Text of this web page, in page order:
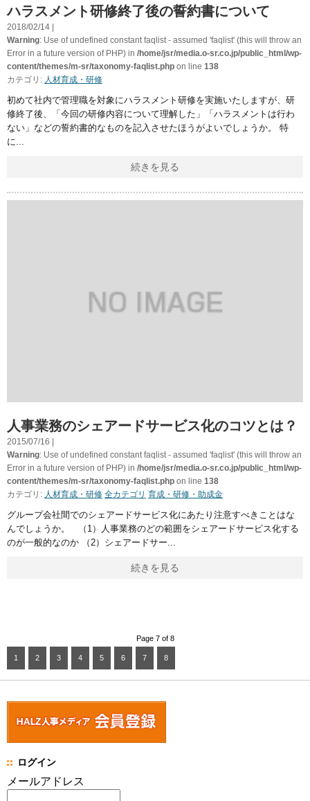
ハラスメント研修終了後の誓約書について
2018/02/14 |
Warning: Use of undefined constant faqlist - assumed 'faqlist' (this will throw an
Error in a future version of PHP) in /home/jsr/media.o-sr.co.jp/public_html/wp-
content/themes/m-sr/taxonomy-faqlist.php on line 138
カテゴリ: 人材育成・研修
初めて社内で管理職を対象にハラスメント研修を実施いたしますが、研
修終了後、「今回の研修内容について理解した」「ハラスメントは行わ
ない」などの誓約書的なものを記入させたほうがよいでしょうか。 特
に
続きを見る
人事業務のシェアードサービス化のコツとは？
2015/07/16 |
Warning: Use of undefined constant faqlist - assumed 'faqlist' (this will throw an
Error in a future version of PHP) in /home/jsr/media.o-sr.co.jp/public_html/wp-
content/themes/m-sr/taxonomy-faqlist.php on line 138
カテゴリ: 人材育成・研修 全カテゴリ 育成・研修・助成金
グループ会社間でのシェアードサービス化にあたり注意すべきことはな
んでしょうか。 （1）人事業務のどの範囲をシェアードサービス化する
のが一般的なのか （2）シェアードサー
続きを見る
Page 7 of 8
1 2 3 4 5 6 7 8
ログイン
メールアドレス